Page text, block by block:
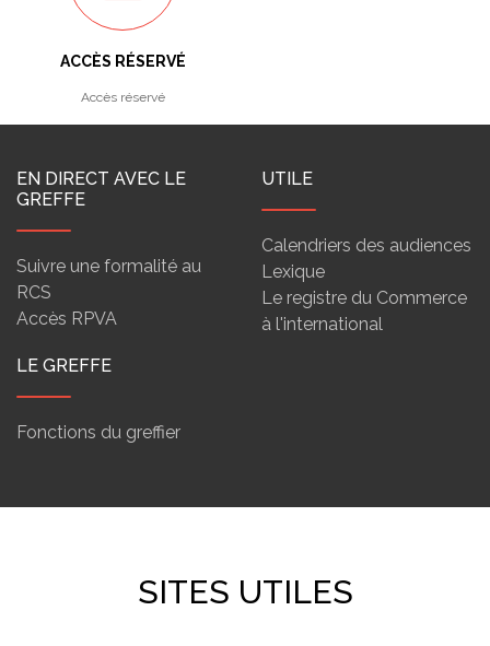
ACCÈS RÉSERVÉ
Accès réservé
EN DIRECT AVEC LE
GREFFE
Suivre une formalité au
RCS
Accès RPVA
UTILE
Calendriers des audiences
Lexique
Le registre du Commerce
à l'international
LE GREFFE
Fonctions du greffier
SITES UTILES